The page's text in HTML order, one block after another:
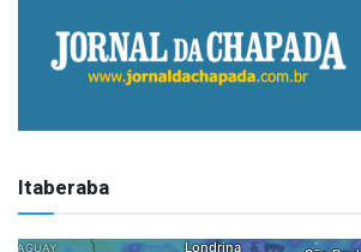
Itaberaba